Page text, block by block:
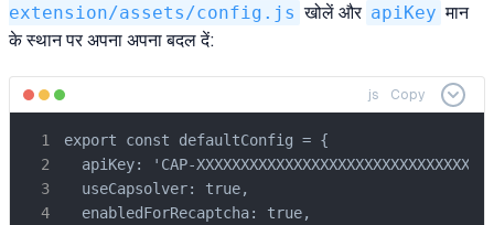
extension/assets/config.js खोलें और apiKey मान
के स्थान पर अपना अपना बदल दें:
js Copy
export const defaultConfig = {
apiKey: 'CAP-
  useCapsolver: true,
  enabledForRecaptcha: true,